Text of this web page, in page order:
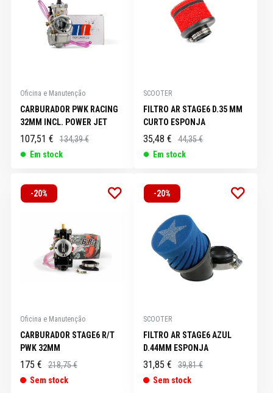
Oficina e Manutenção
CARBURADOR PWK RACING
32MM INCL. POWER JET
107,51 €
134,39 €
Em stock
SCOOTER
FILTRO AR STAGE6 D.35 MM
CURTO ESPONJA
35,48 €
44,35 €
Em stock
-20%
Oficina e Manutenção
CARBURADOR STAGE6 R/T
PWK 32MM
175 €
218,75 €
Sem stock
-20%
SCOOTER
FILTRO AR STAGE6 AZUL
D.44MM ESPONJA
31,85 €
39,81 €
Sem stock